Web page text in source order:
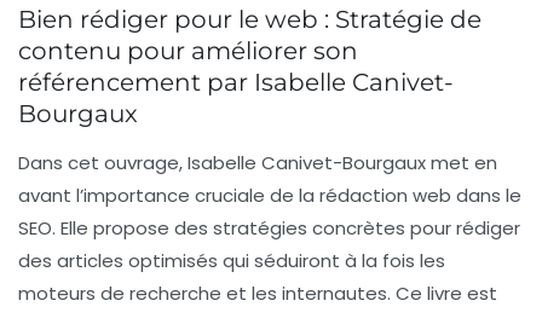
Bien rédiger pour le web : Stratégie de
contenu pour améliorer son
référencement par Isabelle Canivet-
Bourgaux
Dans cet ouvrage, Isabelle Canivet-Bourgaux met en
avant l’importance cruciale de la rédaction web dans le
SEO. Elle propose des stratégies concrètes pour rédiger
des articles optimisés qui séduiront à la fois les
moteurs de recherche et les internautes. Ce livre est